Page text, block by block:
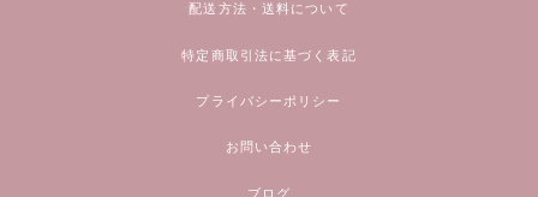
配送方法・送料について
特定商取引法に基づく表記
プライバシーポリシー
お問い合わせ
ブログ